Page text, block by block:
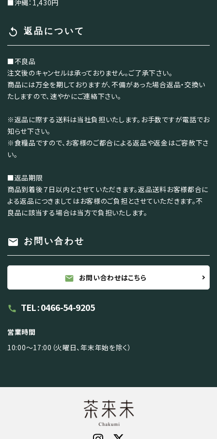
■沖縄：1,430円
replay 返品について
■不良品
注文後のキャンセルは承っておりません。ご了承下さい。
商品には万全を期しておりますが、不備があった場合返品・交換い
たしますので、速やかにご連絡下さい。
※返品に際する送料は当社負担いたします。お手数ですが電話でお
知らせ下さい。
※食糧品ですので、お客様のご都合による返品や返金はご容赦下さ
い。
■返品期限
商品到着後７日以内とさせていただきます。返品送料お客様都合に
よる返品につきましてはお客様のご負担とさせていただきます。不
良品に該当する場合は当方で負担いたします。
mail お問い合わせ
mail お問い合わせはこちら
call TEL : 0466-54-9205
営業時間
10:00～17:00（火曜日、年末年始を除く）